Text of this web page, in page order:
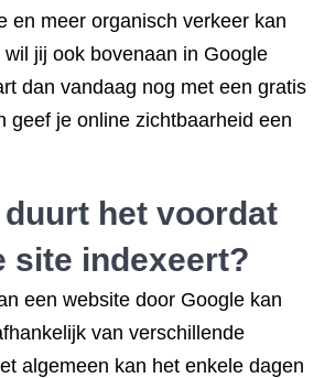
en meer organisch verkeer kan
jij ook bovenaan in Google
dan vandaag nog met een gratis
geef je online zichtbaarheid een
duurt het voordat
site indexeert?
een website door Google kan
van verschillende
algemeen kan het enkele dagen